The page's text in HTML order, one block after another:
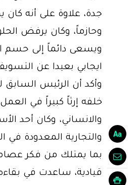
جدة، علاوة على أنه
وحازماً، وكان يرفض
ويسعى دائماً إلى حسم
ايجابي بعيدا عن
وأكد أن الرئيس السابق
خلفه إرثاً كبيراً في
والانساني، وكان أحد
والتجارية المعدودة في
بما يمتلك من فكر
قيادية، ساعدت في